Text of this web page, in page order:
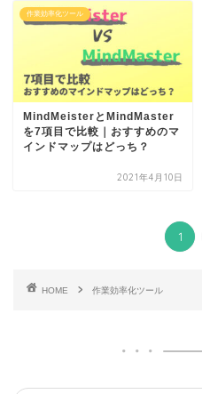
作業効率化ツール
MindMeisterとMindMaster
を7項目で比較｜おすすめのマ
インドマップはどっち？
2021年4月10日
1
HOME 作業効率化ツール